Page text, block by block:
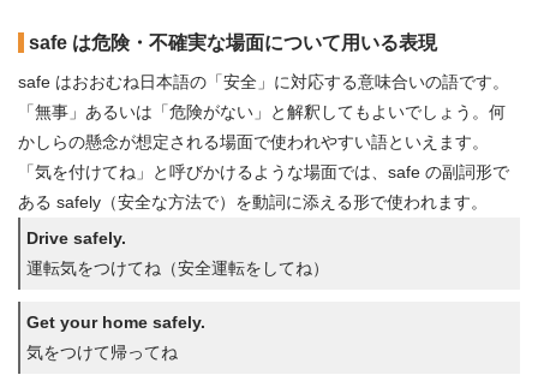
safe は危険・不確実な場面について用いる表現
safe はおおむね日本語の「安全」に対応する意味合いの語です。
「無事」あるいは「危険がない」と解釈してもよいでしょう。何
かしらの懸念が想定される場面で使われやすい語といえます。
「気を付けてね」と呼びかけるような場面では、safe の副詞形で
ある safely（安全な方法で）を動詞に添える形で使われます。
Drive safely.
運転気をつけてね（安全運転をしてね）
Get your home safely.
気をつけて帰ってね